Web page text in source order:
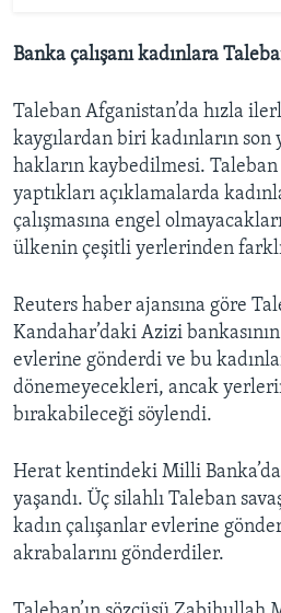
Banka çalışanı kadınlara
Taleban Afganistan’da hızla
kaygılardan biri kadınların
hakların kaybedilmesi.
yaptıkları açıklamalarda
çalışmasına engel
ülkenin çeşitli yerlerinden
Reuters haber ajansına göre
Kandahar’daki Azizi
evlerine gönderdi ve bu
dönemeyecekleri, ancak
bırakabileceği söylendi.
Herat kentindeki Milli
yaşandı. Üç silahlı Taleban
kadın çalışanlar evlerine
akrabalarını gönderdiler.